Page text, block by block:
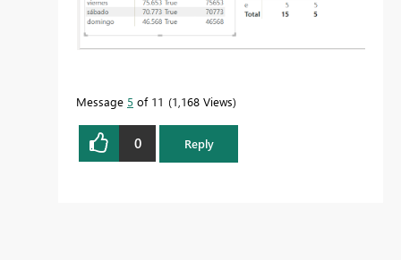
Message 5 of 11 1,168 Views
0 Reply